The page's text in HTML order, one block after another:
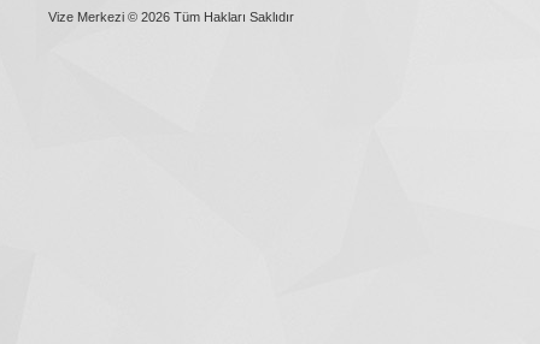
Vize Merkezi © 2026 Tüm Hakları Saklıdır